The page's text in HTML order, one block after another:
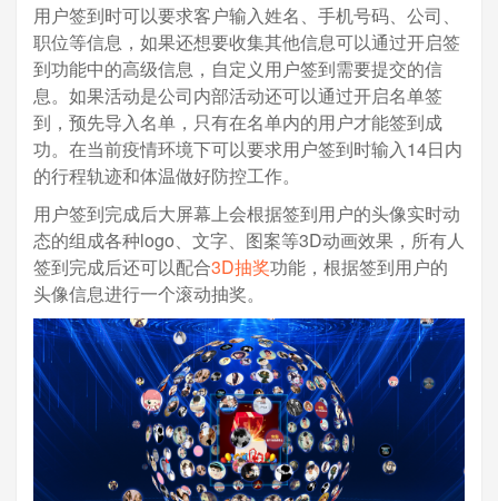
用户签到时可以要求客户输入姓名、手机号码、公司、
职位等信息，如果还想要收集其他信息可以通过开启签
到功能中的高级信息，自定义用户签到需要提交的信
息。如果活动是公司内部活动还可以通过开启名单签
到，预先导入名单，只有在名单内的用户才能签到成
功。在当前疫情环境下可以要求用户签到时输入14日内
的行程轨迹和体温做好防控工作。
用户签到完成后大屏幕上会根据签到用户的头像实时动
态的组成各种logo、文字、图案等3D动画效果，所有人
签到完成后还可以配合3D抽奖功能，根据签到用户的
头像信息进行一个滚动抽奖。